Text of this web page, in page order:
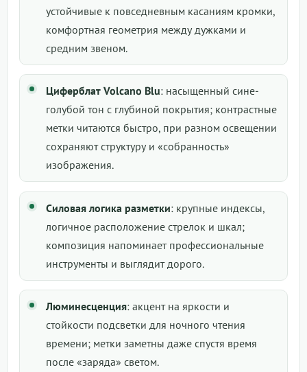
устойчивые к повседневным касаниям кромки,
комфортная геометрия между дужками и
средним звеном.
Циферблат Volcano Blu: насыщенный сине-
голубой тон с глубиной покрытия; контрастные
метки читаются быстро, при разном освещении
сохраняют структуру и «собранность»
изображения.
Силовая логика разметки: крупные индексы,
логичное расположение стрелок и шкал;
композиция напоминает профессиональные
инструменты и выглядит дорого.
Люминесценция: акцент на яркости и
стойкости подсветки для ночного чтения
времени; метки заметны даже спустя время
после «заряда» светом.